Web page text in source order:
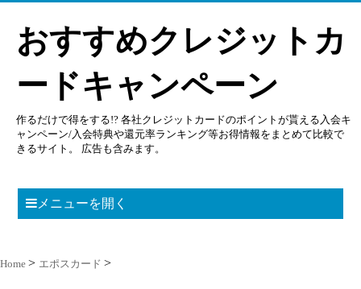
おすすめクレジットカ
ードキャンペーン
作るだけで得をする!? 各社クレジットカードのポイントが貰える入会キ
ャンペーン/入会特典や還元率ランキング等お得情報をまとめて比較で
きるサイト。 広告も含みます。
メニューを開く
Home エポスカード